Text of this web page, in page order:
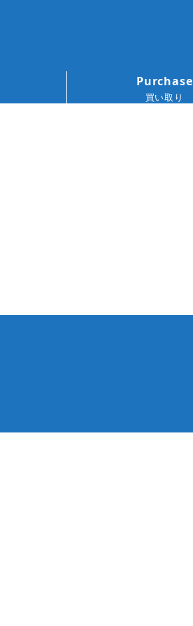
Purchase
買い取り